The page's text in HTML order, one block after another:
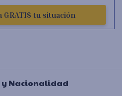
tu situación
y Nacionalidad